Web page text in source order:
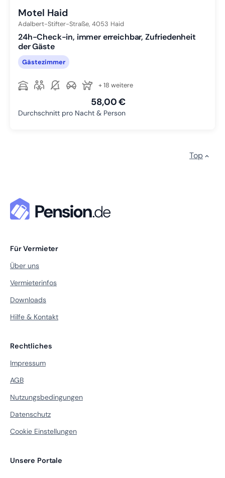
Motel Haid
Adalbert-Stifter-Straße, 4053 Haid
24h-Check-in, immer erreichbar, Zufriedenheit
der Gäste
Gästezimmer
+ 18 weitere
58,00 €
Durchschnitt pro Nacht & Person
Top
Für Vermieter
Über uns
Vermieterinfos
Downloads
Hilfe & Kontakt
Rechtliches
Impressum
AGB
Nutzungsbedingungen
Datenschutz
Cookie Einstellungen
Unsere Portale